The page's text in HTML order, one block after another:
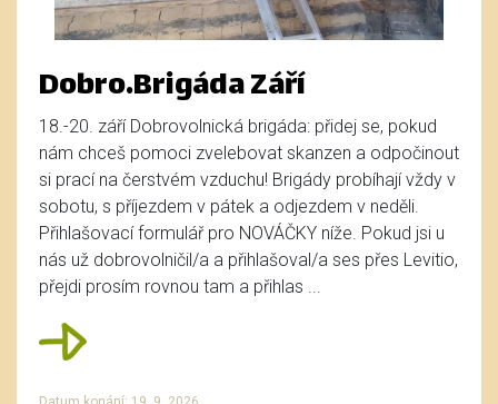
Dobro.Brigáda Září
18.-20. září Dobrovolnická brigáda: přidej se, pokud
nám chceš pomoci zvelebovat skanzen a odpočinout
si prací na čerstvém vzduchu! Brigády probíhají vždy v
sobotu, s příjezdem v pátek a odjezdem v neděli.
Přihlašovací formulář pro NOVÁČKY níže. Pokud jsi u
nás už dobrovolničil/a a přihlašoval/a ses přes Levitio,
přejdi prosím rovnou tam a přihlas ...